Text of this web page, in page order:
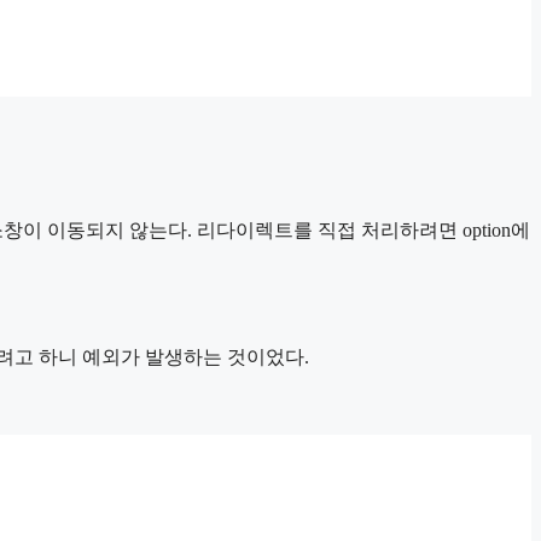
이 이동되지 않는다. 리다이렉트를 직접 처리하려면 option에
고 하니 예외가 발생하는 것이었다.